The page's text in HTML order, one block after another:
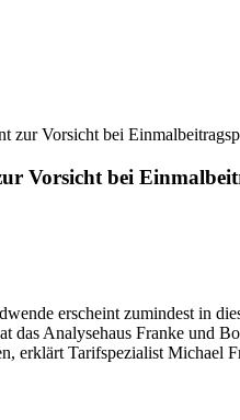
zur Vorsicht bei
Vorsicht bei
erscheint zumindest in
Analysehaus Franke und
erklärt Tarifspezialist Michael